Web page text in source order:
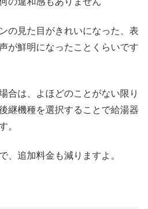
の見た目がきれいになった、表
が鮮明になったことくらいです
合は、よほどのことがない限り
継機種を選択することで給湯器
。
、追加料金も減りますよ。